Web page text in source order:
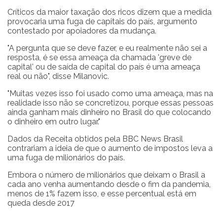
Críticos da maior taxação dos ricos dizem que a medida
provocaria uma fuga de capitais do país, argumento
contestado por apoiadores da mudança.
"A pergunta que se deve fazer, e eu realmente não sei a
resposta, é se essa ameaça da chamada 'greve de
capital' ou de saída de capital do país é uma ameaça
real ou não", disse Milanovic.
"Muitas vezes isso foi usado como uma ameaça, mas na
realidade isso não se concretizou, porque essas pessoas
ainda ganham mais dinheiro no Brasil do que colocando
o dinheiro em outro lugar."
Dados da Receita obtidos pela BBC News Brasil
contrariam a ideia de que o aumento de impostos leva a
uma fuga de milionários do país.
Embora o número de milionários que deixam o Brasil a
cada ano venha aumentando desde o fim da pandemia,
menos de 1% fazem isso, e esse percentual está em
queda desde 2017